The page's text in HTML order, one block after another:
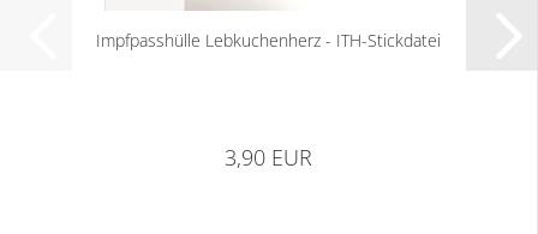
Impfpasshülle Lebkuchenherz - ITH-Stickdatei
3,90 EUR